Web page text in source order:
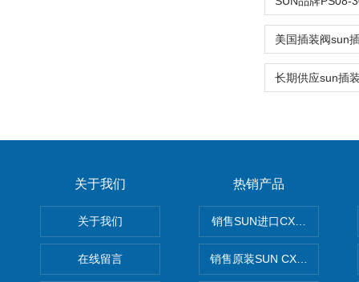
关于我们
关于我们
在线留言
热销产品
销售SUN进口CXGDXCN插
销售原装SUN CXJAXCN全